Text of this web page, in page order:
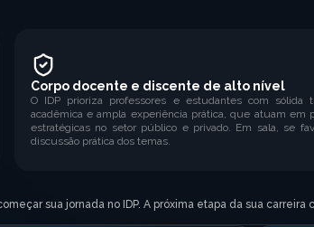
Corpo docente e discente de alto nível
O IDP prioriza professores e estudantes com sólida
acadêmica e ampla experiência prática, que atuam em
estratégicas no setor público e privado. Em sala, se
discussão prática dos temas.
sua jornada no IDP. A próxima etapa da sua carreira